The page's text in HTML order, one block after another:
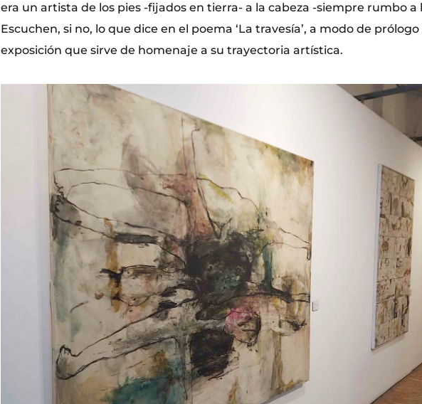
era un artista de los pies -fijados en tierra- a la cabeza -siempre rumbo a
Escuchen, si no, lo que dice en el poema ‘La travesía’, a modo de
exposición que sirve de homenaje a su trayectoria artística.